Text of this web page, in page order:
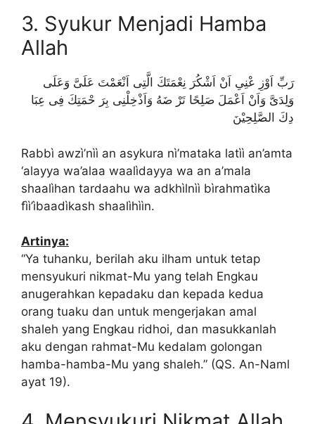
3. Syukur Menjadi Hamba
Allah
رَبِّ اَوْزِ عْنِىِ اَنْ اَشْكُرَ نِعْمَتَكَ الَّتِى اَنْعَمْتَ عَلَىَّ وَعَلَى
وَلِدَىَّ وَاَنْ اَعْمَلَ صَلِحًا تَرْ ضَهُ وَاَذْخِلْنِى بِرَ حْمَتِكَ فِى عِبَا
دِكَ الصَّلِحِيْنَ
Rabbì awzì’nìì an asykura nì’mataka latìì an’amta
‘alayya wa’alaa waalìdayya wa an a’mala
shaalìhan tardaahu wa adkhìlnìì bìrahmatìka
fìì’ìbaadìkash shaalìhììn.
Artinya:
“Ya tuhanku, berilah aku ilham untuk tetap
mensyukuri nikmat-Mu yang telah Engkau
anugerahkan kepadaku dan kepada kedua
orang tuaku dan untuk mengerjakan amal
shaleh yang Engkau ridhoi, dan masukkanlah
aku dengan rahmat-Mu kedalam golongan
hamba-hamba-Mu yang shaleh.” (QS. An-Naml
ayat 19).